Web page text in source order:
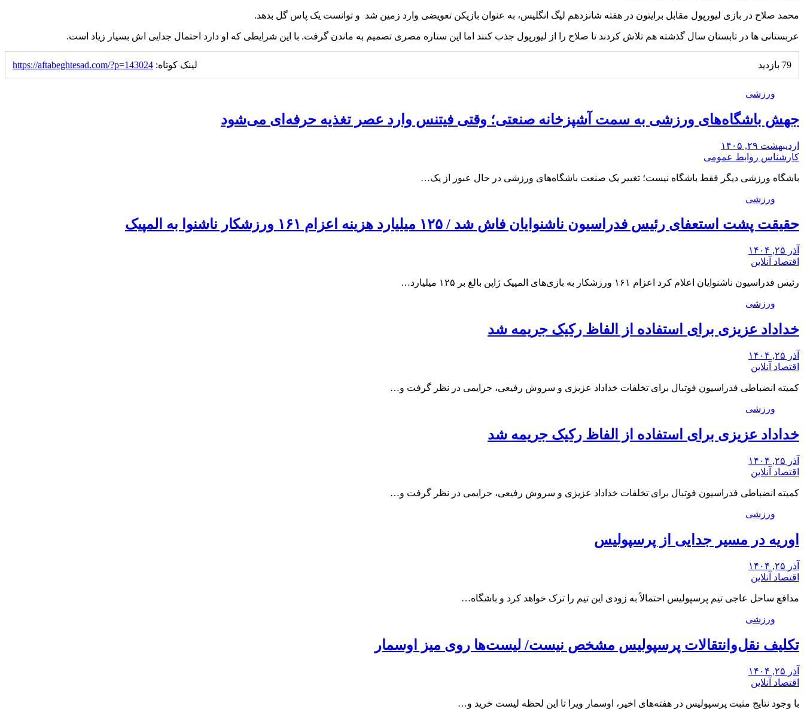
محمد صلاح در بازی لیورپول مقابل برایتون در هفته شانزدهم لیگ انگلیس، به عنوان بازیکن تعویضی وارد زمین شد و توانست یک پاس گل بدهد.
عربستانی ها در تابستان سال گذشته هم تلاش کردند تا صلاح را از لیورپول جذب کنند اما این ستاره مصری تصمیم به ماندن گرفت. با این شرایطی که او دارد احتمال جدایی اش بسیار زیاد است.
79 بازدید لینک کوتاه: https://aftabeghtesad.com/?p=143024
ورزشی
جهش باشگاه‌های ورزشی به سمت آشپزخانه صنعتی؛ وقتی فیتنس وارد عصر تغذیه حرفه‌ای می‌شود
اردیبهشت ۲۹, ۱۴۰۵
کارشناس روابط عمومی
باشگاه ورزشی دیگر فقط باشگاه نیست؛ تغییر یک صنعت باشگاه‌های ورزشی در حال عبور از یک…
ورزشی
حقیقت پشت استعفای رئیس فدراسیون ناشنوایان فاش شد / ۱۲۵ میلیارد هزینه اعزام ۱۶۱ ورزشکار ناشنوا به المپیک
آذر ۲۵, ۱۴۰۴
اقتصاد آنلاین
رئیس فدراسیون ناشنوایان اعلام کرد اعزام ۱۶۱ ورزشکار به بازی‌های المپیک ژاپن بالغ بر ۱۲۵ میلیارد…
ورزشی
خداداد عزیزی برای استفاده از الفاظ رکیک جریمه شد
آذر ۲۵, ۱۴۰۴
اقتصاد آنلاین
کمیته انضباطی فدراسیون فوتبال برای تخلفات خداداد عزیزی و سروش رفیعی، جرایمی در نظر گرفت و…
ورزشی
خداداد عزیزی برای استفاده از الفاظ رکیک جریمه شد
آذر ۲۵, ۱۴۰۴
اقتصاد آنلاین
کمیته انضباطی فدراسیون فوتبال برای تخلفات خداداد عزیزی و سروش رفیعی، جرایمی در نظر گرفت و…
ورزشی
اوریه در مسیر جدایی از پرسپولیس
آذر ۲۵, ۱۴۰۴
اقتصاد آنلاین
مدافع ساحل عاجی تیم پرسپولیس احتمالاً به زودی این تیم را ترک خواهد کرد و باشگاه…
ورزشی
تکلیف نقل‌وانتقالات پرسپولیس مشخص نیست/ لیست‌ها روی میز اوسمار
آذر ۲۵, ۱۴۰۴
اقتصاد آنلاین
با وجود نتایج مثبت پرسپولیس در هفته‌های اخیر، اوسمار ویرا تا این لحظه لیست خرید و…